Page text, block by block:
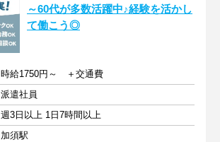
～60代が多数活躍中♪経験を活かし
て働こう◎
時給1750円～ ＋交通費
派遣社員
週3日以上 1日7時間以上
加須駅